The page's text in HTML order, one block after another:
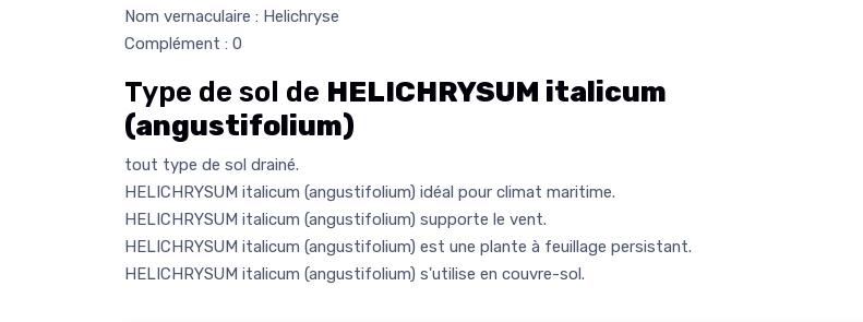
Nom vernaculaire : Helichryse
Complément : 0
Type de sol de HELICHRYSUM italicum
(angustifolium)
tout type de sol drainé.
HELICHRYSUM italicum (angustifolium) idéal pour climat maritime.
HELICHRYSUM italicum (angustifolium) supporte le vent.
HELICHRYSUM italicum (angustifolium) est une plante à feuillage persistant.
HELICHRYSUM italicum (angustifolium) s'utilise en couvre-sol.